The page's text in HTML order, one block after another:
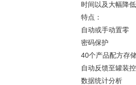
时间以及大幅降
特点：
自动或手动置零
密码保护
40个产品配方存
自动反馈至罐装
数据统计分析